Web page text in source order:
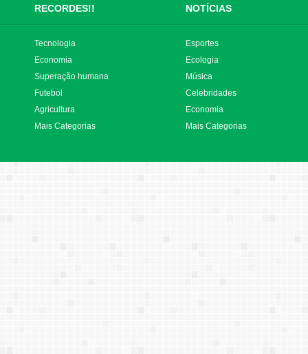
RECORDES!! NOTÍCIAS
Tecnologia
Economia
Superação humana
Futebol
Agricultura
Mais Categorias
Esportes
Ecologia
Música
Celebridades
Economia
Mais Categorias